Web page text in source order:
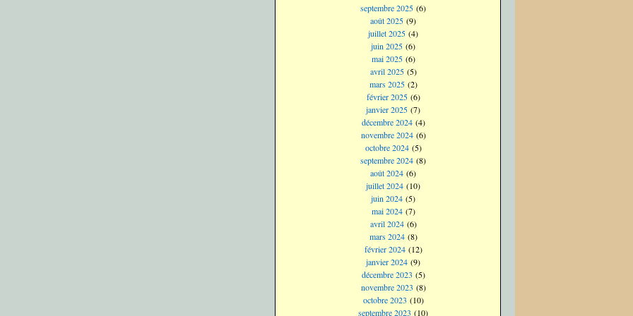
septembre 2025 (6)
août 2025 (9)
juillet 2025 (4)
juin 2025 (6)
mai 2025(6)
avril 2025(5)
mars 2025(2)
février 2025(6)
janvier 2025 (7)
décembre 2024(4)
novembre 2024(6)
octobre 2024(5)
septembre 2024 (8)
août 2024 (6)
juillet 2024 (10)
juin 2024 (5)
mai 2024(7)
avril 2024(6)
mars 2024(8)
février 2024(12)
janvier 2024 (9)
décembre 2023 (5)
novembre 2023 (8)
octobre 2023 (10)
septembre 2023 (10)